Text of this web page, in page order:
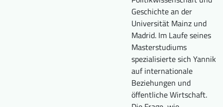
Geschichte an der
Universität Mainz und
Madrid. Im Laufe seines
Masterstudiums
spezialisierte sich Yannik
auf internationale
Beziehungen und
öffentliche Wirtschaft.